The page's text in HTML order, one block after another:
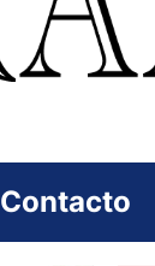
Contacto